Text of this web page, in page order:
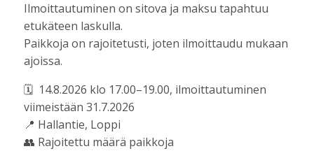
Ilmoittautuminen on sitova ja maksu tapahtuu
etukäteen laskulla.
Paikkoja on rajoitetusti, joten ilmoittaudu mukaan
ajoissa.
🗓 14.8.2026 klo 17.00–19.00, ilmoittautuminen
viimeistään 31.7.2026
📍 Hallantie, Loppi
👥 Rajoitettu määrä paikkoja